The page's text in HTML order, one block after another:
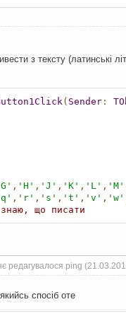
з тексту (латинські
( Sender:
, 'H' , 'J' , 'K' , 'L' , 'M'
, 'r' , 's' , 't' , 'v' , 'w'
що писати
редагувалося ping
спосіб оте